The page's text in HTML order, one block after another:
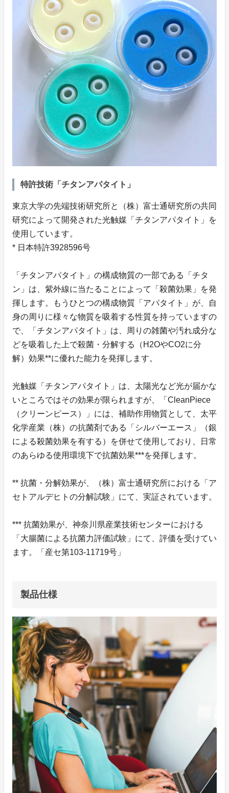
特許技術「チタンアパタイト」
東京大学の先端技術研究所と（株）富士通研究所の共同
研究によって開発された光触媒「チタンアパタイト」を
使用しています。
* 日本特許3928596号
「チタンアパタイト」の構成物質の一部である「チタ
ン」は、紫外線に当たることによって「殺菌効果」を発
揮します。もうひとつの構成物質「アパタイト」が、自
身の周りに様々な物質を吸着する性質を持っていますの
で、「チタンアパタイト」は、周りの雑菌や汚れ成分な
どを吸着した上で殺菌・分解する（H2OやCO2に分
解）効果**に優れた能力を発揮します。
光触媒「チタンアパタイト」は、太陽光など光が届かな
いところではその効果が限られますが、「CleanPiece
（クリーンピース）」には、補助作用物質として、太平
化学産業（株）の抗菌剤である「シルバーエース」（銀
による殺菌効果を有する）を併せて使用しており、日常
のあらゆる使用環境下で抗菌効果***を発揮します。
** 抗菌・分解効果が、（株）富士通研究所における「ア
セトアルデヒトの分解試験」にて、実証されています。
*** 抗菌効果が、神奈川県産業技術センターにおける
「大腸菌による抗菌力評価試験」にて、評価を受けてい
ます。「産セ第103-11719号」
製品仕様